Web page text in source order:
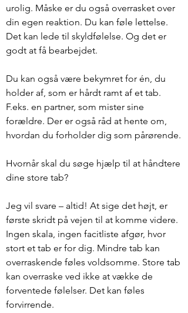
urolig. Måske er du også overrasket over
din egen reaktion. Du kan føle lettelse.
Det kan lede til skyldfølelse. Og det er
godt at få bearbejdet.
Du kan også være bekymret for én, du
holder af, som er hårdt ramt af et tab.
F.eks. en partner, som mister sine
forældre. Der er også råd at hente om,
hvordan du forholder dig som pårørende.
Hvornår skal du søge hjælp til at håndtere
dine store tab?
Jeg vil svare – altid! At sige det højt, er
første skridt på vejen til at komme videre.
Ingen skala, ingen facitliste afgør, hvor
stort et tab er for dig. Mindre tab kan
overraskende føles voldsomme. Store tab
kan overraske ved ikke at vække de
forventede følelser. Det kan føles
forvirrende.